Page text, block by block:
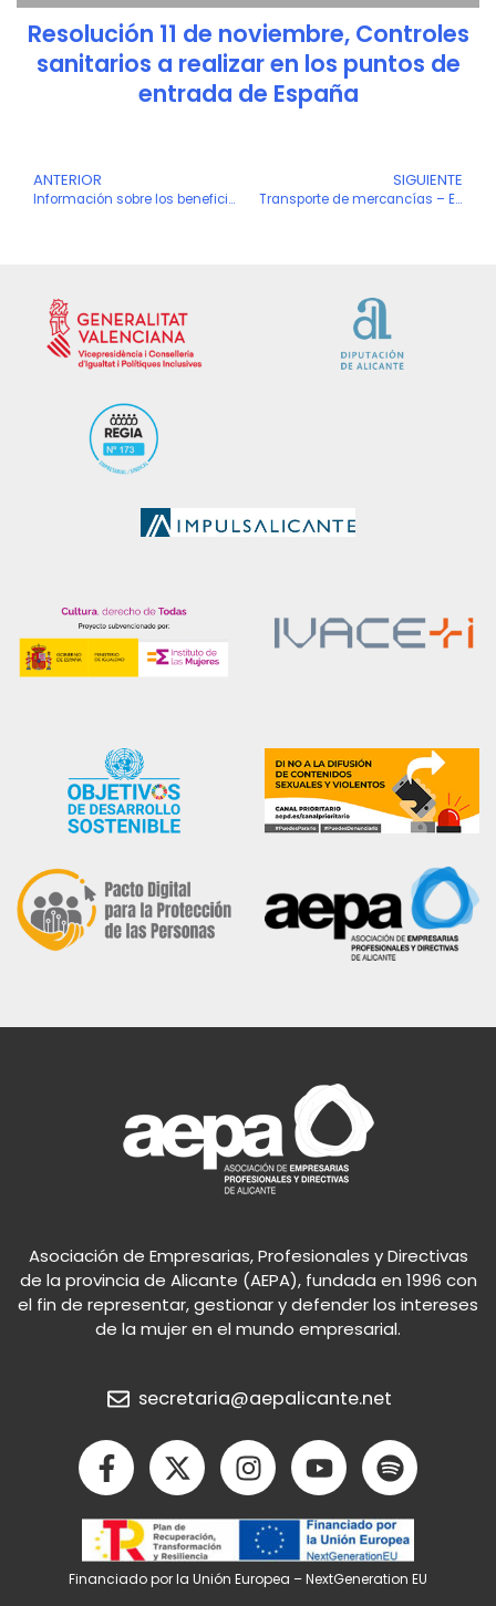
Resolución 11 de noviembre, Controles
sanitarios a realizar en los puntos de
entrada de España
Ant
ANTERIOR
Información sobre los beneficios para asociadas del Banco de Sabadell
SIGUIENTE
Transporte de mercancías – Excepciones temporales al cumplimiento de las normas de tiempos de conducción
Asociación de Empresarias, Profesionales y Directivas
de la provincia de Alicante (AEPA), fundada en 1996 con
el fin de representar, gestionar y defender los intereses
de la mujer en el mundo empresarial.
secretaria@aepalicante.net
F
a
c
e
b
o
X
-
t
w
i
t
I
n
s
t
a
g
Y
o
u
t
u
b
S
p
o
t
i
f
Financiado por la Unión Europea – NextGeneration EU